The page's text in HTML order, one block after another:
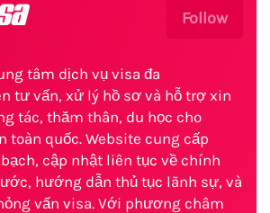
Follow
tâm dịch vụ visa đa
tư vấn, xử lý hồ sơ và hỗ trợ xin
tác, thăm thân, du học cho
toàn quốc. Website cung cấp
cập nhật liên tục về chính
hướng dẫn thủ tục lãnh sự, và
vấn visa. Với phương châm